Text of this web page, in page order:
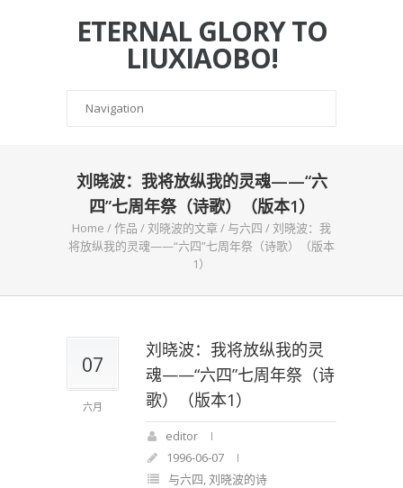
ETERNAL GLORY TO
LIUXIAOBO!
刘晓波：我将放纵我的灵魂——“六
四”七周年祭（诗歌）（版本1）
Home /作品 /刘晓波的文章/ 与六四 /刘晓波：我
将放纵我的灵魂——“六四”七周年祭（诗歌）（版本
1）
07
六月
刘晓波：我将放纵我的灵
魂——“六四”七周年祭（诗
歌）（版本1）
editor
1996-06-07
与六四,刘晓波的诗